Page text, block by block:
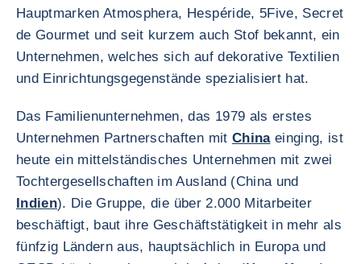
Hauptmarken Atmosphera, Hespéride, 5Five, Secret
de Gourmet und seit kurzem auch Stof bekannt, ein
Unternehmen, welches sich auf dekorative Textilien
und Einrichtungsgegenstände spezialisiert hat.
Das Familienunternehmen, das 1979 als erstes
Unternehmen Partnerschaften mit Chinaeinging, ist
heute ein mittelständisches Unternehmen mit zwei
Tochtergesellschaften im Ausland (China und
Indien). Die Gruppe, die über 2.000 Mitarbeiter
beschäftigt, baut ihre Geschäftstätigkeit in mehr als
fünfzig Ländern aus, hauptsächlich in Europa und